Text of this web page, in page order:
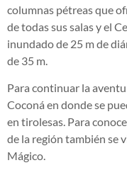
columnas pétreas que
de todas sus salas y el
inundado de 25 m de
de 35 m.
Para continuar la
Coconá en donde se
en tirolesas. Para
de la región también se
Mágico.